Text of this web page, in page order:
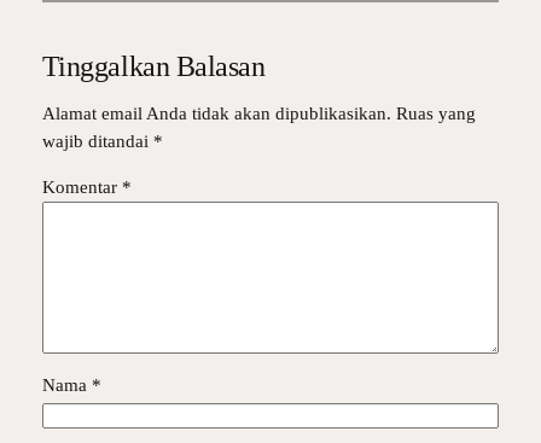
Tinggalkan Balasan
Alamat email Anda tidak akan dipublikasikan. Ruas yang
wajib ditandai *
Komentar *
Nama *